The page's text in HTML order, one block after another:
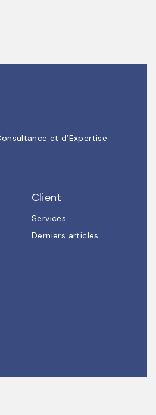
et d’Expertise
Client
Services
Derniers articles